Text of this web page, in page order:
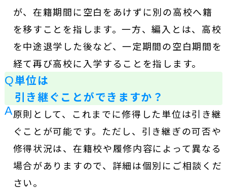
が、在籍期間に空白をあけずに別の高校へ籍
を移すことを指します。一方、編入とは、高校
を中途退学した後など、一定期間の空白期間を
経て再び高校に入学することを指します。
Q単位は
引き継ぐことができますか？
A原則として、これまでに修得した単位は引き継
ぐことが可能です。ただし、引き継ぎの可否や
修得状況は、在籍校や履修内容によって異なる
場合がありますので、詳細は個別にご相談くだ
さい。